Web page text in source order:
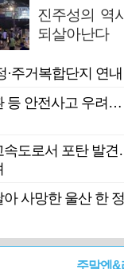
진주성의 역
되살아난다
·주거복합단지 연
등 안전사고 우려…
속도로서 포탄 발
사망한 울산 한
주말엔&